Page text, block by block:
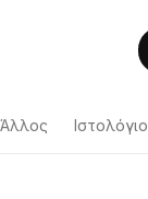
Άλλος Ιστολόγιο